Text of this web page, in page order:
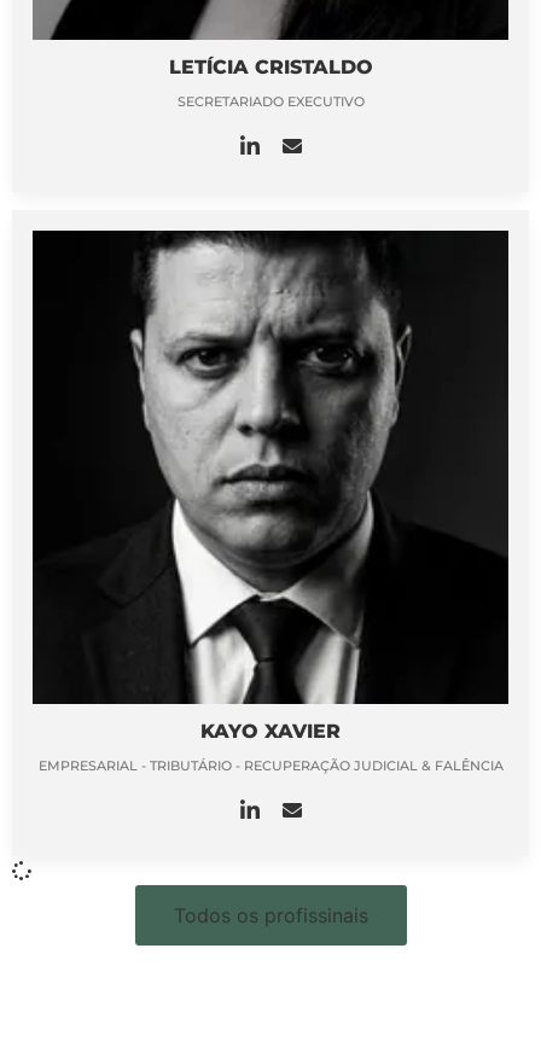
LETÍCIA CRISTALDO
SECRETARIADO EXECUTIVO
KAYO XAVIER
EMPRESARIAL - TRIBUTÁRIO - RECUPERAÇÃO JUDICIAL & FALÊNCIA
Todos os profissinais